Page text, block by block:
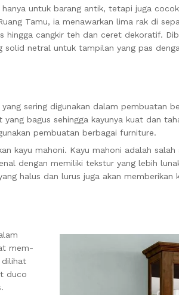
untuk barang antik, tetapi juga
Tamu, ia menawarkan lima rak di
hingga cangkir teh dan ceret dekoratif.
netral untuk tampilan yang pas
sering digunakan dalam pembuatan
bagus sehingga kayunya kuat dan
pembuatan berbagai furniture.
kayu mahoni. Kayu mahoni adalah
dengan memiliki tekstur yang lebih
halus dan lurus juga akan memberikan
mem-
dilihat
duco